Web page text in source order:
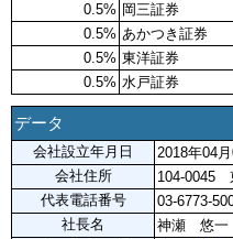
0.5% 岡三証券
0.5% あかつき証券
0.5% 東洋証券
0.5% 水戸証券
データ
会社設立年月日
2018年04月
会社住所
104-0045
代表電話番号
03-6773-
社長名
神瀬 悠一